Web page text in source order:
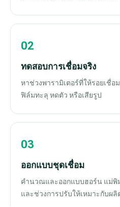
ทดสอบการเชื่อมจริง
หาช่วงพารามิเตอร์ที่ให้รอยเชื่
ฟิล์มทะลุ หดตัว หรือเสียรูป
ออกแบบชุดเชื่อม
คำนวณและออกแบบฮอร์น แม่พิ
และช่วงการปรับให้เหมาะกับผ